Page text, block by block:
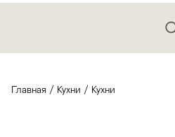
Главная / Кухни / Кухни